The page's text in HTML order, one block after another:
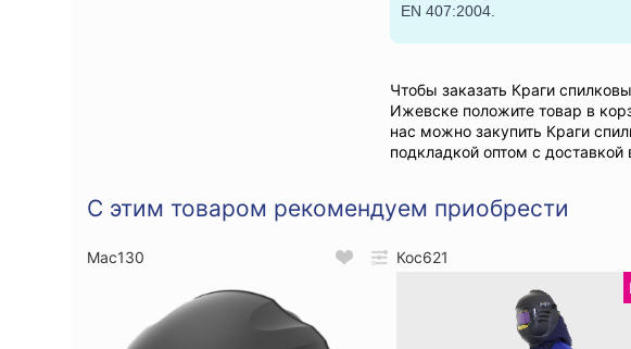
EN 407:2004.
Чтобы заказать Краги
Ижевске положите товар в
нас можно закупить Краги
подкладкой оптом с
С этим товаром рекомендуем приобрести
Мас130
Кос621